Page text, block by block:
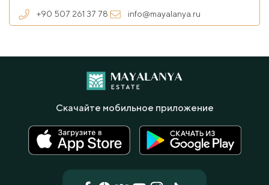
+90 507 261 37 78 info@mayalanya.ru
Скачайте мобильное приложение